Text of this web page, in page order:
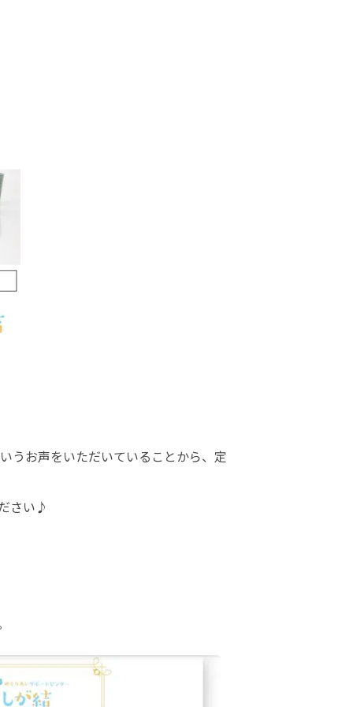
うお声をいただいていることから、定
さい♪